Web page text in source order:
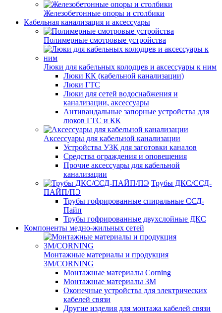
Железобетонные опоры и столбики
Кабельная канализация и аксессуары
Полимерные смотровые устройства
Люки для кабельных колодцев и аксессуары к ним
Люки КК (кабельной канализации)
Люки ГТС
Люки для сетей водоснабжения и
канализации, аксессуары
Антивандальные запорные устройства для
люков ГТС и КК
Аксессуары для кабельной канализации
Устройства УЗК для заготовки каналов
Средства ограждения и оповещения
Прочие аксессуары для кабельной
канализации
Трубы ДКС/ССД-
ПАЙП/ПЭ
Трубы гофрированные спиральные ССД-
Пайп
Трубы гофрированные двухслойные ДКС
Компоненты медно-жильных сетей
Монтажные материалы и продукция
3M/CORNING
Монтажные материалы Corning
Монтажные материалы 3M
Оконечные устройства для электрических
кабелей связи
Другие изделия для монтажа кабелей связи